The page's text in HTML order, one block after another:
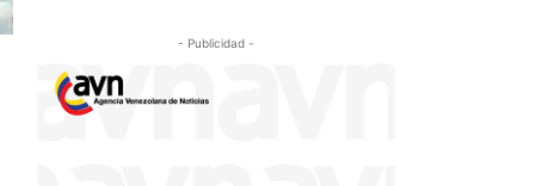
- Publicidad -